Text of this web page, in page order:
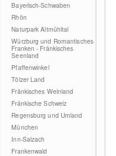
Bayerisch-Schwaben
Rhön
Naturpark Altmühltal
Würzburg und Romantisches
Franken - Fränkisches
Seenland
Pfaffenwinkel
Tölzer Land
Fränkisches Weinland
Fränkische Schweiz
Regensburg und Umland
München
Inn-Salzach
Frankenwald